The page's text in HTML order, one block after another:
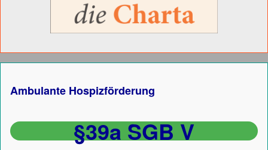
Ambulante Hospizförderung
§39a SGB V